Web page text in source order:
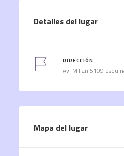
Detalles del lugar
DIRECCIÓN
Av. Millan 5109
Mapa del lugar